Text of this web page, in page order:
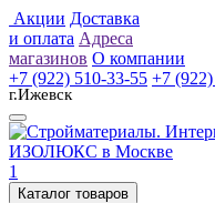
Акции Доставка
и оплата Адреса
магазинов О компании
+7 (922) 510-33-55 +7
г.Ижевск
1
Каталог товаров